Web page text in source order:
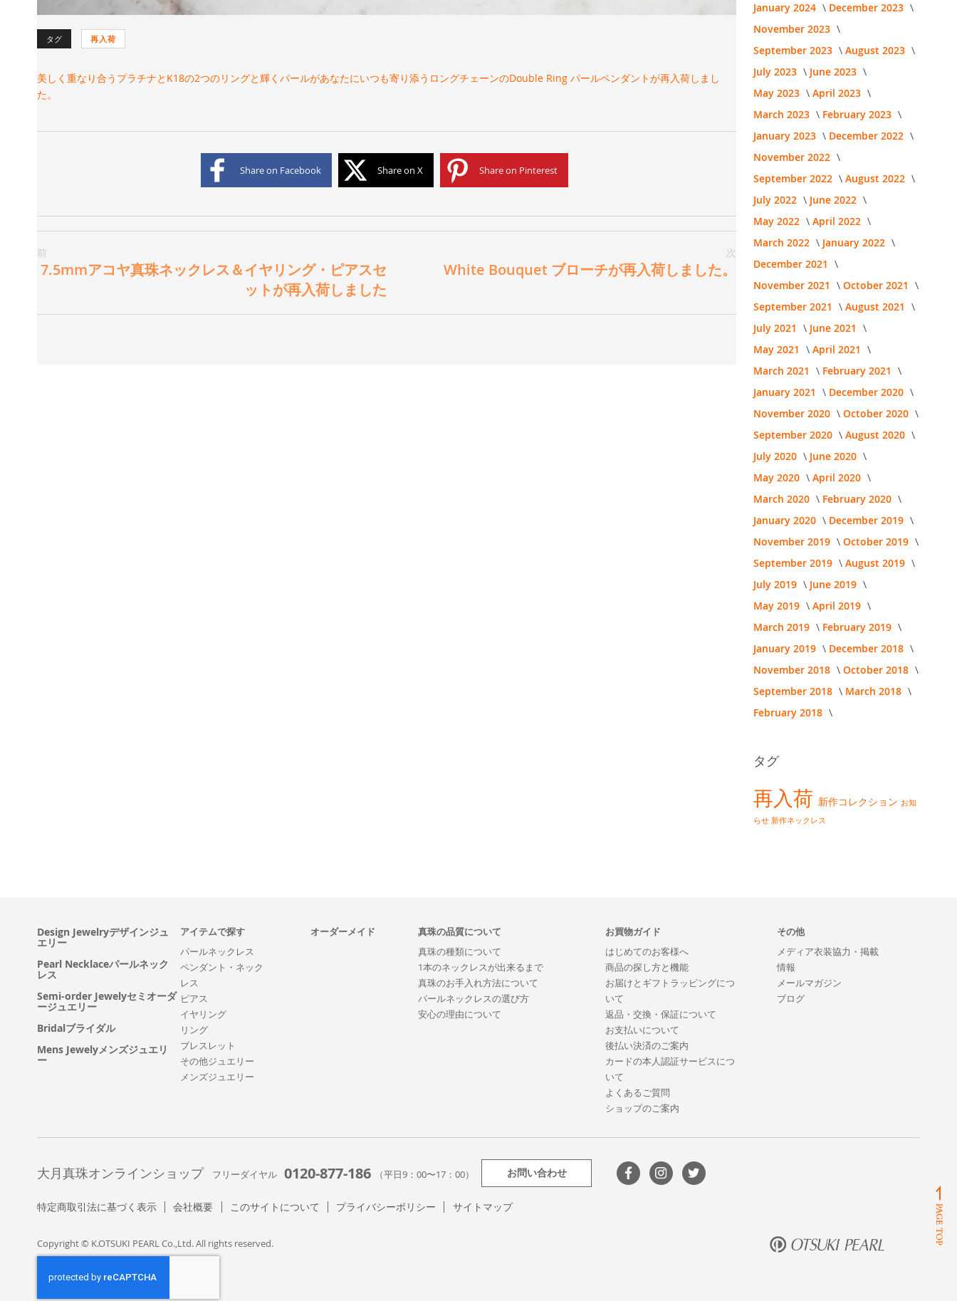
タグ 再入荷
美しく重なり合うプラチナとK18の2つのリングと輝くパールがあなたにいつも寄り添うロングチェーンのDouble Ring パールペンダントが再入荷しまし
た。
Share on Facebook Share on X Share on Pinterest
前
7.5mmアコヤ真珠ネックレス＆イヤリング・ピアスセ
ットが再入荷しました
次
White Bouquet ブローチが再入荷しました。
January 2024
December 2023
November 2023
September 2023
August 2023
July 2023
June 2023
May 2023
April 2023
March 2023
February 2023
January 2023
December 2022
November 2022
September 2022
August 2022
July 2022
June 2022
May 2022
April 2022
March 2022
January 2022
December 2021
November 2021
October 2021
September 2021
August 2021
July 2021
June 2021
May 2021
April 2021
March 2021
February 2021
January 2021
December 2020
November 2020
October 2020
September 2020
August 2020
July 2020
June 2020
May 2020
April 2020
March 2020
February 2020
January 2020
December 2019
November 2019
October 2019
September 2019
August 2019
July 2019
June 2019
May 2019
April 2019
March 2019
February 2019
January 2019
December 2018
November 2018
October 2018
September 2018
March 2018
February 2018
タグ
再入荷新作コレクション お知
らせ新作ネックレス
Design Jewelryデザインジュ
エリー
Pearl Necklaceパールネック
レス
Semi-order Jewelyセミオーダ
ージュエリー
Bridalブライダル
Mens Jewelyメンズジュエリ
ー
アイテムで探す
パールネックレス
ペンダント・ネック
レス
ピアス
イヤリング
リング
ブレスレット
その他ジュエリー
メンズジュエリー
オーダーメイド
真珠の品質について
真珠の種類について
1本のネックレスが出来るまで
真珠のお手入れ方法について
パールネックレスの選び方
安心の理由について
お買物ガイド
はじめてのお客様へ
商品の探し方と機能
お届けとギフトラッピングにつ
いて
返品・交換・保証について
お支払いについて
後払い決済のご案内
カードの本人認証サービスにつ
いて
よくあるご質問
ショップのご案内
その他
メディア衣装協力・掲載
情報
メールマガジン
ブログ
大月真珠オンラインショップ フリーダイヤル 0120-877-186 （平日9：00〜17：00） お問い合わせ
特定商取引法に基づく表示 会社概要 このサイトについて プライバシーポリシー サイトマップ
Copyright © K.OTSUKI PEARL Co.,Ltd. All rights reserved.